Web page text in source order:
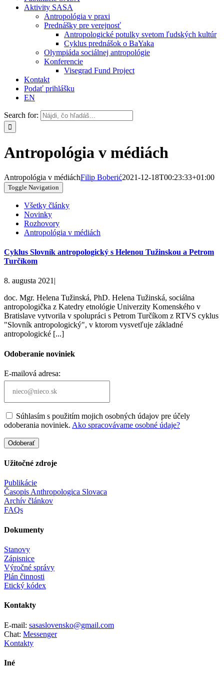
Aktivity SASA
Antropológia v praxi
Prednášky pre verejnosť
Antropologické potulky svetom ľudských kultúr
Cyklus prednášok o BaYaka
Olympiáda sociálnej antropológie
Konferencie
Visegrad Fund Project
Kontakt
Podať prihlášku
EN
Search for:
Antropológia v médiách
Antropológia v médiáchFilip Boberić2021-12-18T00:23:33+01:00
Toggle Navigation
Všetky články
Novinky
Rozhovory
Antropológia v médiách
Cyklus Slovník antropologický s Helenou Tužinskou a Petrom
Turčíkom
8. augusta 2021|
doc. Mgr. Helena Tužinská, PhD. Helena Tužinská, sociálna
antropologička z Katedry etnológie Univerzity Komenského v
Bratislave vytvorila v spolupráci s Petrom Turčíkom z RTVS cyklus
"Slovník antropologický", v ktorom vysvetľuje základné
antropologické [...]
Odoberanie noviniek
E-mailová adresa:
Súhlasím s použitím mojich osobných údajov pre účely
odoberania noviniek. Ako spracovávame osobné údaje?
Odoberať
Užitočné zdroje
Publikácie
Časopis Anthropologica Slovaca
Archív článkov
FAQs
Dokumenty
Stanovy
Zápisnice
Výročné správy
Plán činnosti
Etický kódex
Kontakty
E-mail: sasaslovensko@gmail.com
Chat: Messenger
Kontakty
Iné